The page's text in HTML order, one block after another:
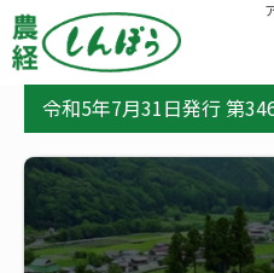
事業案内 出版
バックナンバー
新着 新技術・新製品 行政
令和5年7月31日発行 第